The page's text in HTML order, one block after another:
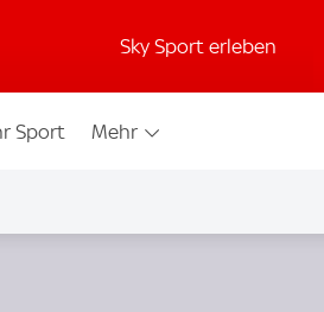
Sky Sport erleben
Sport Mehr